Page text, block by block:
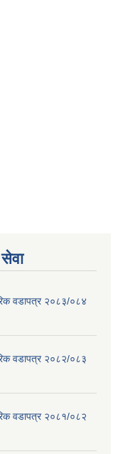
वडापत्र २०८३/०८४
वडापत्र २०८२/०८३
वडापत्र २०८१/०८२